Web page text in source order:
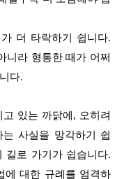
더 타락하기 쉽니다.
니라 형통한 때가 어쩌
다.
있는 까닭에, 오히려
사실을 망각하기 쉽
길로 가기가 쉽습니다.
에 대한 규례를 엄격하